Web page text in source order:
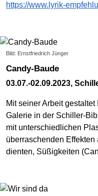
https://www.lyrik-
Bild: Ernstfriedrich Jünger
Candy-Baude
03.07.-02.09.2023,
Mit seiner Arbeit
Galerie in der Schiller-
mit unterschiedlichen
überraschenden
dienten, Süßigkeiten